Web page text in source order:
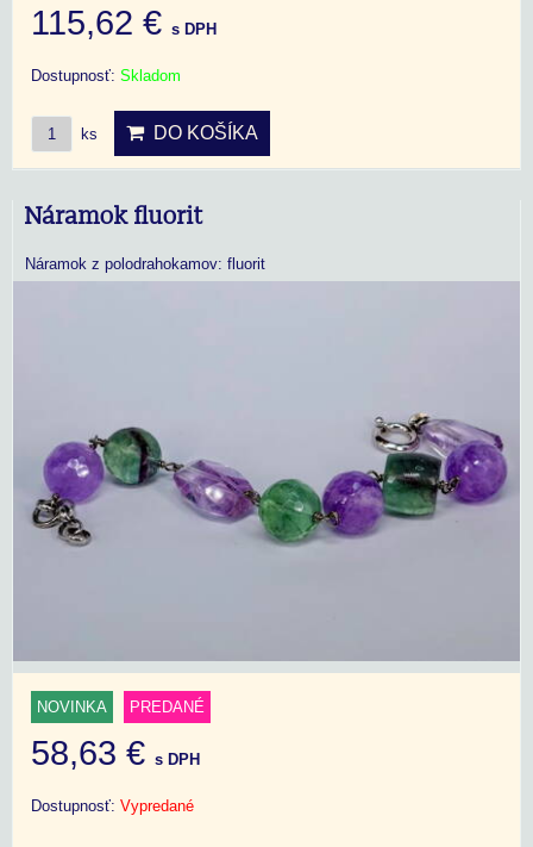
115,62 € s DPH
Dostupnosť: Skladom
ks DO KOŠÍKA
Náramok fluorit
Náramok z polodrahokamov: fluorit
NOVINKA PREDANÉ
58,63 € s DPH
Dostupnosť: Vypredané